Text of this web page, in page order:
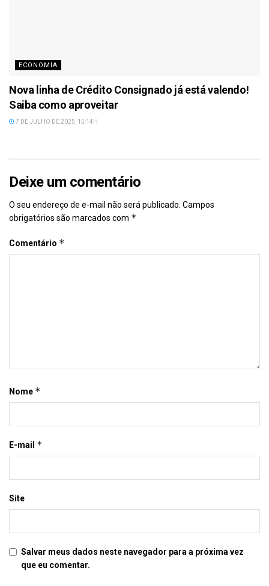
ECONOMIA
Nova linha de Crédito Consignado já está valendo!
Saiba como aproveitar
7 DE JULHO DE 2025, 15:14H
Deixe um comentário
O seu endereço de e-mail não será publicado. Campos
obrigatórios são marcados com *
Comentário *
Nome *
E-mail *
Site
Salvar meus dados neste navegador para a próxima vez
que eu comentar.